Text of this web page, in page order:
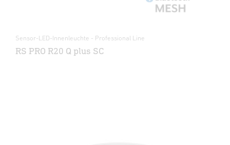
Sensor-LED-Innenleuchte - Professional Line
RS PRO R20 Q plus SC